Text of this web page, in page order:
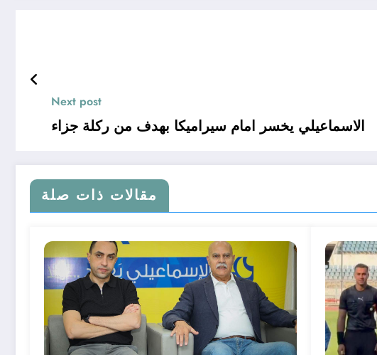
Next post
الاسماعيلي يخسر امام سيراميكا بهدف من ركلة جزاء
مقالات ذات صلة